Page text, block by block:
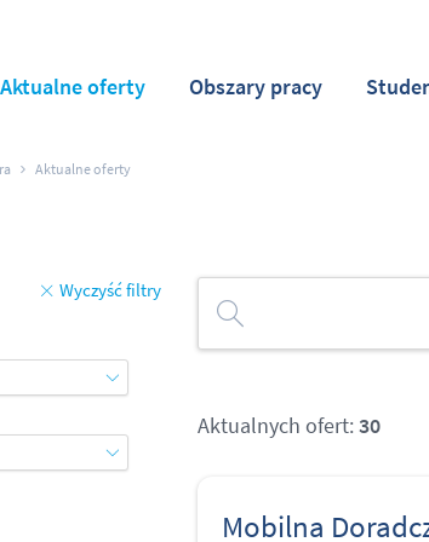
Aktualne oferty Obszary pracy
Aktualne oferty
Wyczyść filtry
Aktualnych ofert:30
Mobilna